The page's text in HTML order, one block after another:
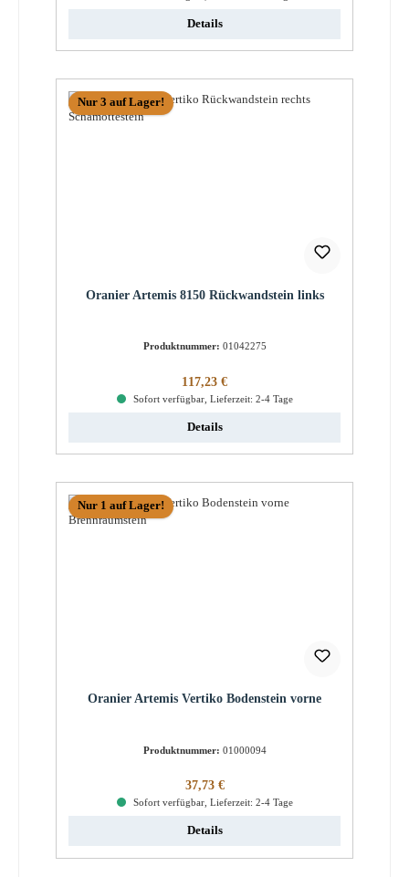
Details
Nur 3 auf Lager!
Oranier Artemis 8150 Rückwandstein links
Produktnummer: 01042275
Regulärer Preis:
117,23 €
Sofort verfügbar, Lieferzeit: 2-4 Tage
Details
Nur 1 auf Lager!
Oranier Artemis Vertiko Bodenstein vorne
Produktnummer: 01000094
Regulärer Preis:
37,73 €
Sofort verfügbar, Lieferzeit: 2-4 Tage
Details